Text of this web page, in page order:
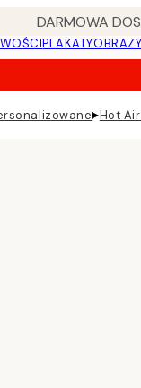
DARMOWA
PLAKATY
▸Hot